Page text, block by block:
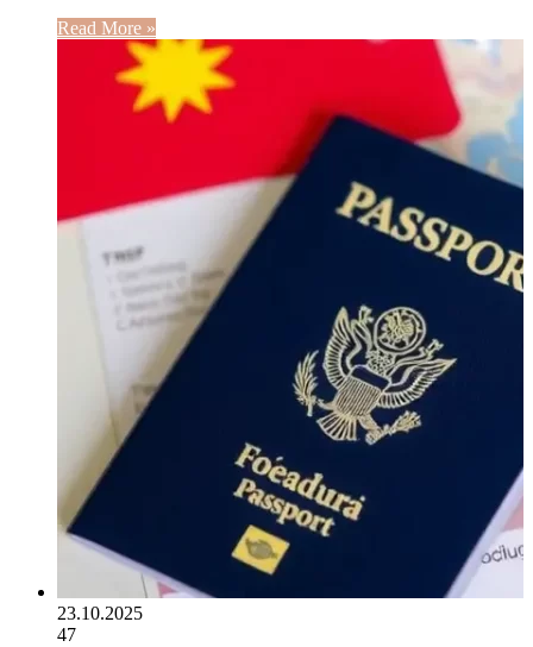
Read More »
23.10.2025
47